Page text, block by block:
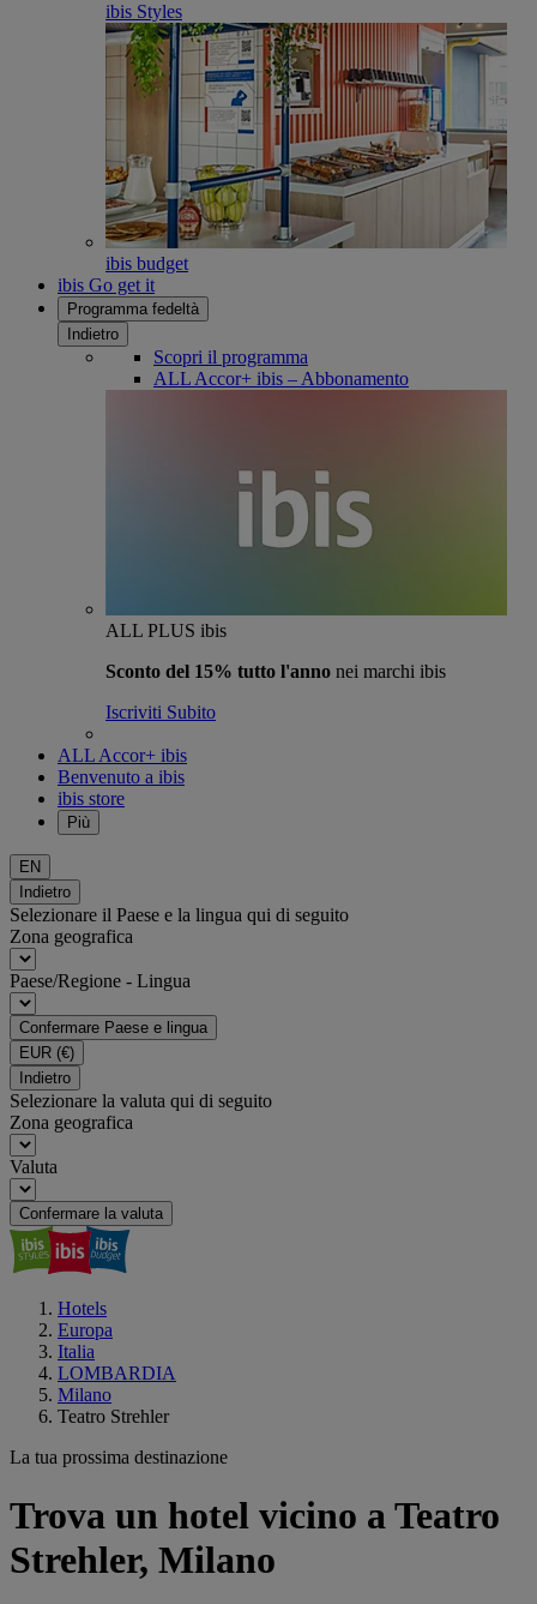
ibis Styles
ibis budget
ibis Go get it
Programma fedeltà
Indietro
Scopri il programma
ALL Accor+ ibis – Abbonamento
ALL PLUS ibis
Sconto del 15% tutto l'anno nei marchi ibis
Iscriviti Subito
ALL Accor+ ibis
Benvenuto a ibis
ibis store
Più
EN
Indietro
Selezionare il Paese e la lingua qui di seguito
Zona geografica
Paese/Regione - Lingua
Confermare Paese e lingua
EUR (€)
Indietro
Selezionare la valuta qui di seguito
Zona geografica
Valuta
Confermare la valuta
Hotels
Europa
Italia
LOMBARDIA
Milano
Teatro Strehler
La tua prossima destinazione
Trova un hotel vicino a Teatro
Strehler, Milano